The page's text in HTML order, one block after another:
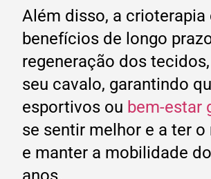
Além disso, a
benefícios de longo
regeneração dos
seu cavalo, garantindo
esportivos ou bem-estar
se sentir melhor e a ter
e manter a mobilidade